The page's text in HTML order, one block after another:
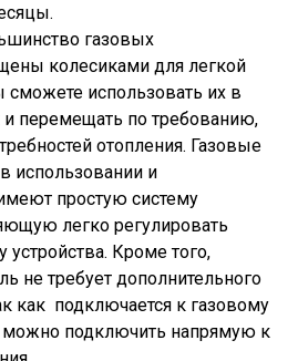
газовых
колесиками для легкой
сможете использовать их в
перемещать по требованию,
отопления. Газовые
использовании и
простую систему
легко регулировать
устройства. Кроме того,
не требует дополнительного
как подключается к газовому
можно подключить напрямую к